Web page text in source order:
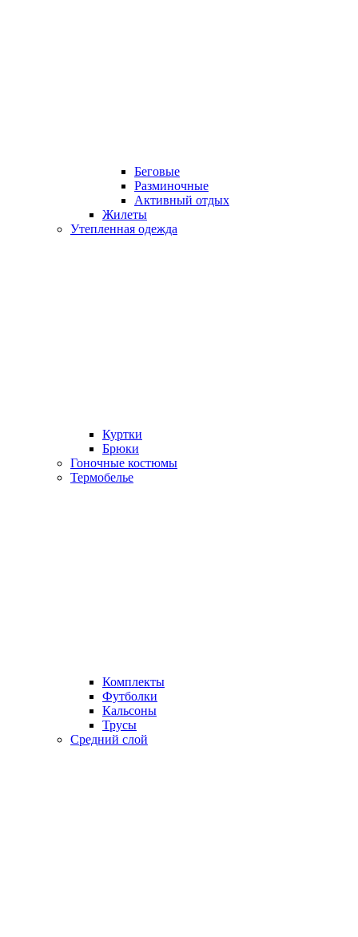
Беговые
Разминочные
Активный отдых
Жилеты
Утепленная одежда
Куртки
Брюки
Гоночные костюмы
Термобелье
Комплекты
Футболки
Кальсоны
Трусы
Средний слой